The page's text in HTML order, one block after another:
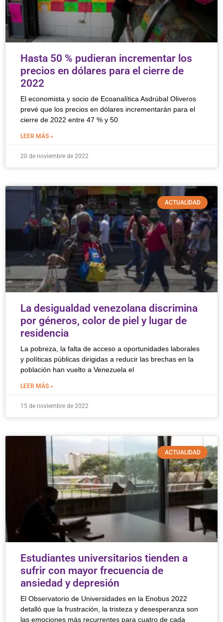
Hasta 50 % pudieran incrementar los
precios en dólares para el cierre de
2022
El economista y socio de Ecoanalítica Asdrúbal Oliveros
prevé que los precios en dólares incrementarán para el
cierre de 2022 entre 47 % y 50
LEER MÁS »
20 de noviembre de 2022
ACTUALIDAD
La desigualdad venezolana discrimina
por géneros, color de piel y lugar de
residencia
La pobreza, la falta de acceso a oportunidades laborales
y políticas públicas dirigidas a reducir las brechas en la
población han vuelto a Venezuela el
LEER MÁS »
15 de noviembre de 2022
ACTUALIDAD
Estudiantes universitarios tienden a
sufrir con mayor frecuencia de
ansiedad y depresión
El Observatorio de Universidades en la Enobus 2022
detalló que la frustración, la tristeza y desesperanza son
las emociones más recurrentes para cuatro de cada